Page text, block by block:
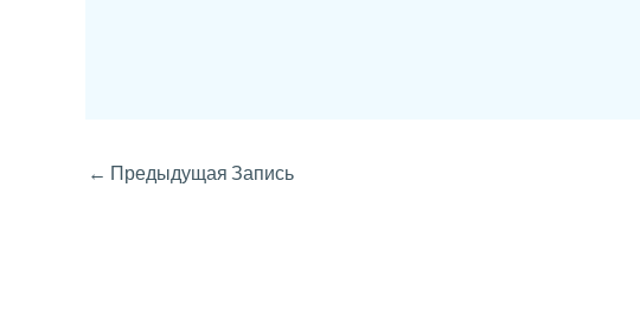
← Предыдущая Запись